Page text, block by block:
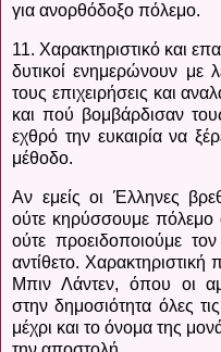
για ανορθόδοξο πόλεμο.
11. Χαρακτηριστικό και
δυτικοί ενημερώνουν με
τους επιχειρήσεις και
και πού βομβάρδισαν
εχθρό την ευκαιρία να
μέθοδο.
Αν εμείς οι Έλληνες
ούτε κηρύσσουμε πόλεμο
ούτε προειδοποιούμε
αντίθετο.
Μπιν Λάντεν, όπου οι
στην δημοσιότητα όλες
μέχρι και το όνομα της